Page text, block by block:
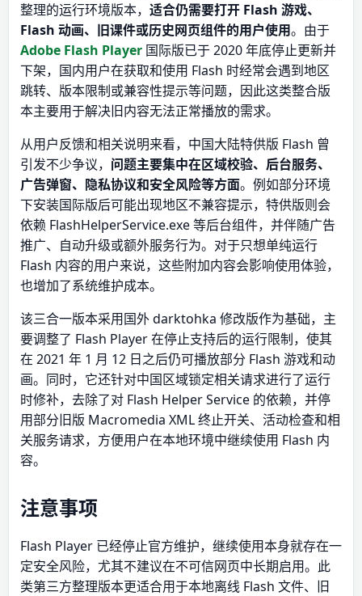
整理的运行环境版本， 适合仍需要打开 Flash 游戏、
Flash 动画、旧课件或历史网页组件的用户使用。由于
Adobe Flash Player 国际版已于 2020 年底停止更新并
下架，国内用户在获取和使用 Flash 时经常会遇到地区
跳转、版本限制或兼容性提示等问题，因此这类整合版
本主要用于解决旧内容无法正常播放的需求。
从用户反馈和相关说明来看，中国大陆特供版 Flash 曾
引发不少争议， 问题主要集中在区域校验、后台服务、
广告弹窗、隐私协议和安全风险等方面。例如部分环境
下安装国际版后可能出现地区不兼容提示，特供版则会
依赖 FlashHelperService.exe 等后台组件，并伴随广告
推广、自动升级或额外服务行为。对于只想单纯运行
Flash 内容的用户来说，这些附加内容会影响使用体验，
也增加了系统维护成本。
该三合一版本采用国外 darktohka 修改版作为基础，主
要调整了 Flash Player 在停止支持后的运行限制，使其
在 2021 年 1 月 12 日之后仍可播放部分 Flash 游戏和动
画。同时，它还针对中国区域锁定相关请求进行了运行
时修补，去除了对 Flash Helper Service 的依赖，并停
用部分旧版 Macromedia XML 终止开关、活动检查和相
关服务请求，方便用户在本地环境中继续使用 Flash 内
容。
注意事项
Flash Player 已经停止官方维护，继续使用本身就存在一
定安全风险，尤其不建议在不可信网页中长期启用。此
类第三方整理版本更适合用于本地离线 Flash 文件、旧